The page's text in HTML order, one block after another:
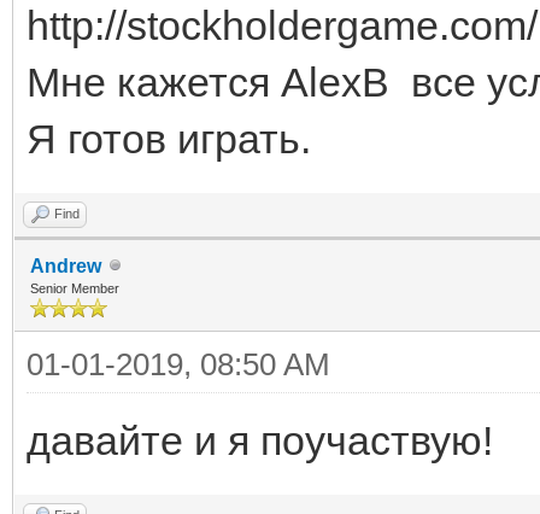
http://
Мне кажется AlexB все
Я готов играть.
Find
Andrew
Senior Member
01-01-2019, 08:50 AM
давайте и я поучаствую!